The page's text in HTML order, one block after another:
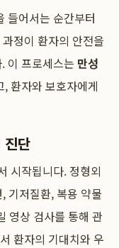
들어서는 순간부터
정이 환자의 안전을
이 프로세스는 만성
환자와 보호자에게
진단
시작됩니다. 정형외
기저질환, 복용 약물
영상 검사를 통해 관
환자의 기대치와 우